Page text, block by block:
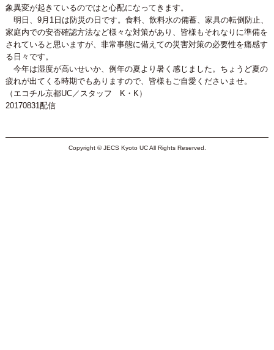
象異変が起きているのではと心配になってきます。
明日、9月1日は防災の日です。食料、飲料水の備蓄、家具の転倒防止、
家庭内での安否確認方法など様々な対策があり、皆様もそれなりに準備を
されていると思いますが、非常事態に備えての災害対策の必要性を痛感す
る日々です。
今年は湿度が高いせいか、例年の夏より暑く感じました。ちょうど夏の
疲れが出てくる時期でもありますので、皆様もご自愛くださいませ。
（エコチル京都UC／スタッフ K・K）
20170831配信
Copyright © JECS Kyoto UC All Rights Reserved.